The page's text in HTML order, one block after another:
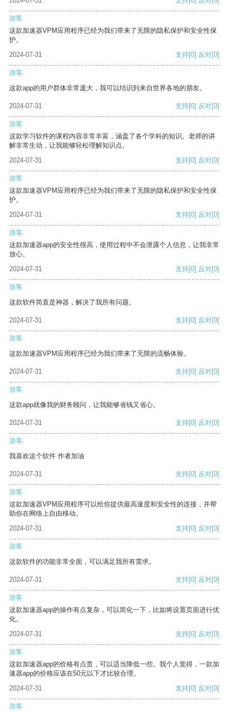
游客
这款加速器VPM应用程序已经为我们带来了无限的隐私保护和安全性保
护。
2024-07-31
支持[0] 反对[0]
游客
这款app的用户群体非常庞大，我可以结识到来自世界各地的朋友。
2024-07-31 支持[0] 反对[0]
游客
这款学习软件的课程内容非常丰富，涵盖了各个学科的知识。老师的讲
解非常生动，让我能够轻松理解知识点。
2024-07-31
支持[0] 反对[0]
游客
这款加速器VPM应用程序已经为我们带来了无限的隐私保护和安全性保
护。
2024-07-31
支持[0] 反对[0]
游客
这款加速器app的安全性很高，使用过程中不会泄露个人信息，让我非常
放心。
2024-07-31
支持[0] 反对[0]
游客
这款软件简直是神器，解决了我所有问题。
2024-07-31 支持[0] 反对[0]
游客
这款加速器VPM应用程序已经为我们带来了无限的流畅体验。
2024-07-31 支持[0] 反对[0]
游客
这款app就像我的财务顾问，让我能够省钱又省心。
2024-07-31 支持[0] 反对[0]
游客
我喜欢这个软件 作者加油
2024-07-31 支持[0] 反对[0]
游客
这款加速器VPM应用程序可以给你提供最高速度和安全性的连接，并帮
助你在网络上自由移动。
2024-07-31
支持[0] 反对[0]
游客
这款软件的功能非常全面，可以满足我所有需求。
2024-07-31 支持[0] 反对[0]
游客
这款加速器app的操作有点复杂，可以简化一下，比如将设置页面进行优
化。
2024-07-31
支持[0] 反对[0]
游客
这款加速器app的价格有点贵，可以适当降低一些。我个人觉得，一款加
速器app的价格应该在50元以下才比较合理。
2024-07-31
支持[0] 反对[0]
游客